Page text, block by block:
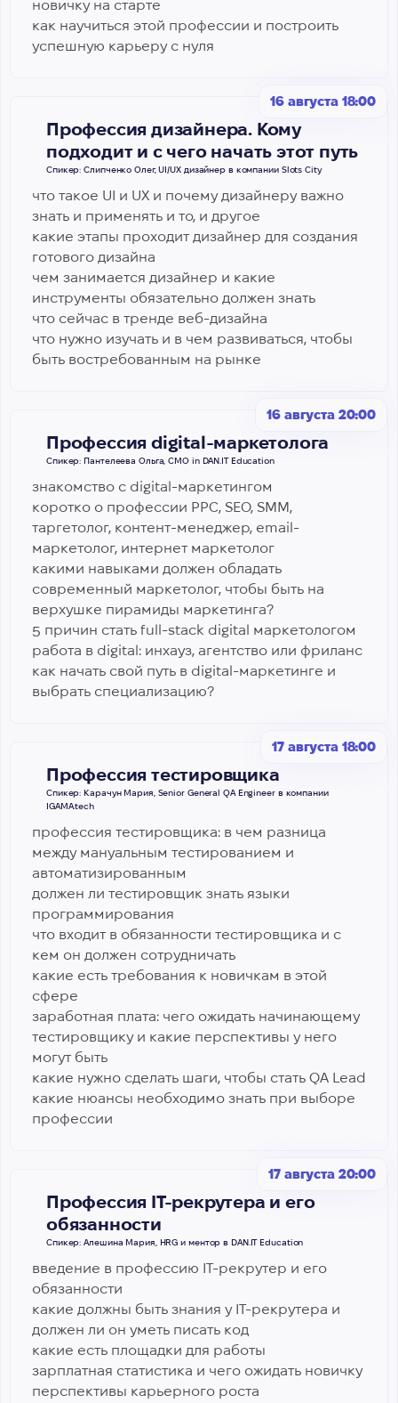
новичку на старте
как научиться этой профессии и построить
успешную карьеру с нуля
16 августа 18:00
Профессия дизайнера. Кому
подходит и с чего начать этот путь
Спикер: Слипченко Олег, UI/UX дизайнер в компании Slots City
что такое UI и UX и почему дизайнеру важно
знать и применять и то, и другое
какие этапы проходит дизайнер для создания
готового дизайна
чем занимается дизайнер и какие
инструменты обязательно должен знать
что сейчас в тренде веб-дизайна
что нужно изучать и в чем развиваться, чтобы
быть востребованным на рынке
16 августа 20:00
Профессия digital-маркетолога
Спикер: Пантелеева Ольга, CMO in DAN.IT Education
знакомство с digital-маркетингом
коротко о профессии PPC, SEO, SMM,
таргетолог, контент-менеджер, email-
маркетолог, интернет маркетолог
какими навыками должен обладать
современный маркетолог, чтобы быть на
верхушке пирамиды маркетинга?
5 причин стать full-stack digital маркетологом
работа в digital: инхауз, агентство или фриланс
как начать свой путь в digital-маркетинге и
выбрать специализацию?
17 августа 18:00
Профессия тестировщика
Спикер: Карачун Мария, Senior General QA Engineer в компании
IGAMA.tech
профессия тестировщика: в чем разница
между мануальным тестированием и
автоматизированным
должен ли тестировщик знать языки
программирования
что входит в обязанности тестировщика и с
кем он должен сотрудничать
какие есть требования к новичкам в этой
сфере
заработная плата: чего ожидать начинающему
тестировщику и какие перспективы у него
могут быть
какие нужно сделать шаги, чтобы стать QA Lead
какие нюансы необходимо знать при выборе
профессии
17 августа 20:00
Профессия IТ-рекрутера и его
обязанности
Спикер: Алешина Мария, HRG и ментор в DAN.IT Education
введение в профессию IT-рекрутер и его
обязанности
какие должны быть знания у IT-рекрутера и
должен ли он уметь писать код
какие есть площадки для работы
зарплатная статистика и чего ожидать новичку
перспективы карьерного роста